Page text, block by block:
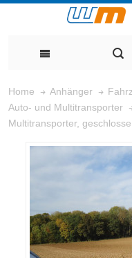
Home Anhänger
Auto- und Multitransporter
Multitransporter,